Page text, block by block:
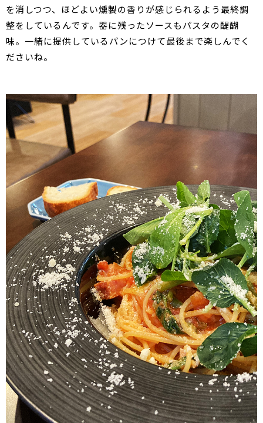
を消しつつ、ほどよい燻製の香りが感じられるよう最終調
整をしているんです。器に残ったソースもパスタの醍醐
味。一緒に提供しているパンにつけて最後まで楽しんでく
ださいね。